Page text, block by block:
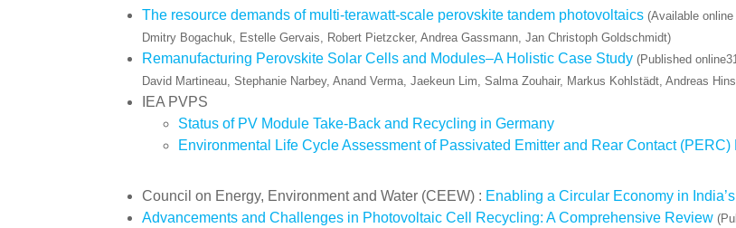
The resource demands of multi-terawatt-scale perovskite tandem photovoltaics (Available
Dmitry Bogachuk, Estelle Gervais, Robert Pietzcker, Andrea Gassmann, Jan Christoph Goldschmidt)
Remanufacturing Perovskite Solar Cells and Modules–A Holistic Case Study (Published
David Martineau, Stephanie Narbey, Anand Verma, Jaekeun Lim, Salma Zouhair, Markus Kohlstädt, Andreas
IEA PVPS
Status of PV Module Take-Back and Recycling in Germany
Environmental Life Cycle Assessment of Passivated Emitter and Rear Contact
Council on Energy, Environment and Water (CEEW) : Enabling a Circular Economy in
Advancements and Challenges in Photovoltaic Cell Recycling: A Comprehensive Review